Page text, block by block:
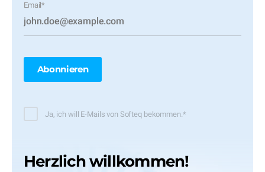
Email*
Ja, ich will E-Mails von Softeq bekommen.*
Herzlich willkommen!